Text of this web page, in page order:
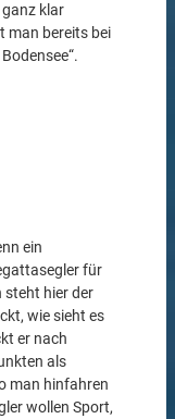
ganz klar
man bereits bei
ein
für
steht hier der
wie sieht es
er nach
als
man hinfahren
wollen Sport,